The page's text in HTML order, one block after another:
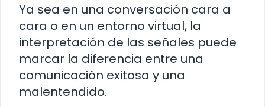
Ya sea en una conversación cara a
cara o en un entorno virtual, la
interpretación de las señales puede
marcar la diferencia entre una
comunicación exitosa y una
malentendido.